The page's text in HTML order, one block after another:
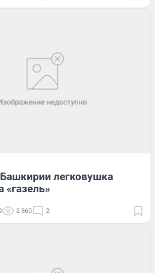
легковушка
«газель»
2 860 2